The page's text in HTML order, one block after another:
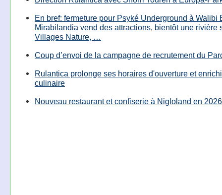
En bref: fermeture pour Psyké Underground à Walibi
Mirabilandia vend des attractions, bientôt une rivière
Villages Nature, …
Coup d’envoi de la campagne de recrutement du
Rulantica prolonge ses horaires d'ouverture et
culinaire
Nouveau restaurant et confiserie à Nigloland en 2026